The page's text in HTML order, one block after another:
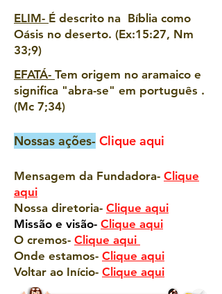
ELIM- É descrito na Bíblia como
Oásis no deserto. (Ex:15:27, Nm
33;9)
EFATÁ- Tem origem no aramaico e
significa "abra-se" em português .
(Mc 7;34)
Nossas ações- Clique aqui
Mensagem da Fundadora- Clique
aqui
Nossa diretoria- Clique aqui
Missão e visão- Clique aqui
O cremos- Clique aqui
Onde estamos- Clique aqui
Voltar ao Início- Clique aqui